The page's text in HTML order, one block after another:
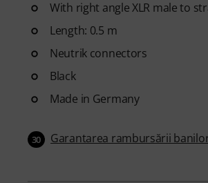
With right angle XLR male to
Length: 0.5 m
Neutrik connectors
Black
Made in Germany
30 Garantarea rambursării